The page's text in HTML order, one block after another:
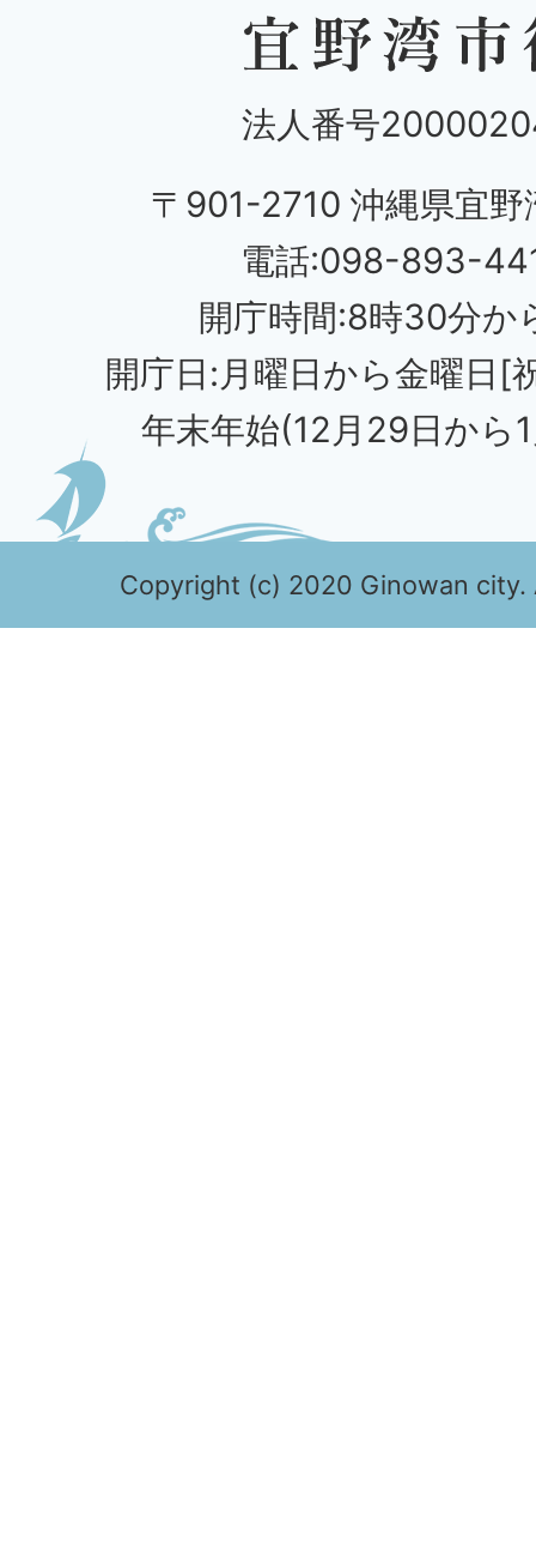
法人番号
〒901-2710 沖縄県宜野
電話:098-893-
開庁時間:8時30分か
開庁日:月曜日から金曜日[
年末年始(12月29日から
Copyright (c) 2020 Ginowan city.